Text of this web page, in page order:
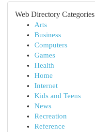
Web Directory Categories
Arts
Business
Computers
Games
Health
Home
Internet
Kids and Teens
News
Recreation
Reference